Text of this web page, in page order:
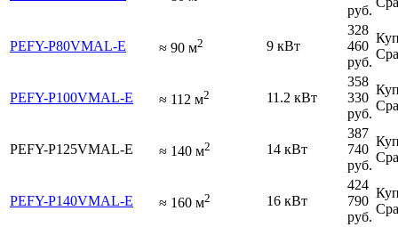
руб.
PEFY-P80VMAL-E ≈ 90 м2 9 кВт
328
460
руб.
PEFY-P100VMAL-E ≈ 112 м2 11.2 кВт
358
330
руб.
PEFY-P125VMAL-E ≈ 140 м2 14 кВт
387
740
руб.
PEFY-P140VMAL-E ≈ 160 м2 16 кВт
424
790
руб.